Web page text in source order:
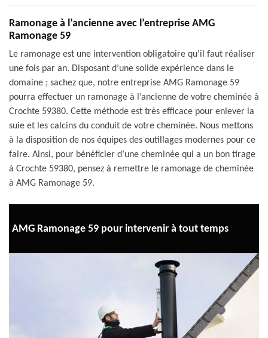
Ramonage à l’ancienne avec l’entreprise AMG
Ramonage 59
Le ramonage est une intervention obligatoire qu’il faut réaliser
une fois par an. Disposant d’une solide expérience dans le
domaine ; sachez que, notre entreprise AMG Ramonage 59
pourra effectuer un ramonage à l’ancienne de votre cheminée à
Crochte 59380. Cette méthode est très efficace pour enlever la
suie et les calcins du conduit de votre cheminée. Nous mettons
à la disposition de nos équipes des outillages modernes pour ce
faire. Ainsi, pour bénéficier d’une cheminée qui a un bon tirage
à Crochte 59380, pensez à remettre le ramonage de cheminée
à AMG Ramonage 59.
AMG Ramonage 59 pour intervenir à tout temps